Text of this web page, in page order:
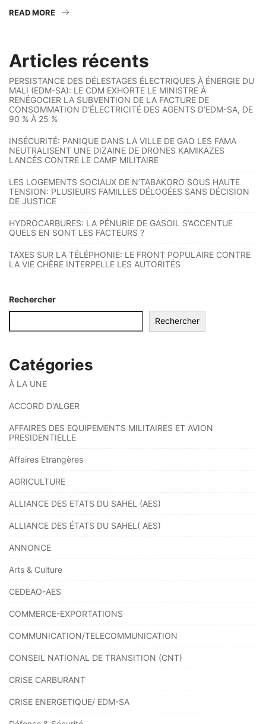
READ MORE
Articles récents
PERSISTANCE DES DÉLESTAGES ÉLECTRIQUES À ÉNERGIE DU
MALI (EDM-SA): LE CDM EXHORTE LE MINISTRE À
RENÉGOCIER LA SUBVENTION DE LA FACTURE DE
CONSOMMATION D’ÉLECTRICITÉ DES AGENTS D’EDM-SA, DE
90 % À 25 %
INSÉCURITÉ: PANIQUE DANS LA VILLE DE GAO LES FAMA
NEUTRALISENT UNE DIZAINE DE DRONES KAMIKAZES
LANCÉS CONTRE LE CAMP MILITAIRE
LES LOGEMENTS SOCIAUX DE N’TABAKORO SOUS HAUTE
TENSION: PLUSIEURS FAMILLES DÉLOGÉES SANS DÉCISION
DE JUSTICE
HYDROCARBURES: LA PÉNURIE DE GASOIL S’ACCENTUE
QUELS EN SONT LES FACTEURS ?
TAXES SUR LA TÉLÉPHONIE: LE FRONT POPULAIRE CONTRE
LA VIE CHÈRE INTERPELLE LES AUTORITÉS
Rechercher
Rechercher
Catégories
À LA UNE
ACCORD D'ALGER
AFFAIRES DES EQUIPEMENTS MILITAIRES ET AVION
PRESIDENTIELLE
Affaires Etrangères
AGRICULTURE
ALLIANCE DES ETATS DU SAHEL (AES)
ALLIANCE DES ÉTATS DU SAHEL( AES)
ANNONCE
Arts & Culture
CEDEAO-AES
COMMERCE-EXPORTATIONS
COMMUNICATION/TELECOMMUNICATION
CONSEIL NATIONAL DE TRANSITION (CNT)
CRISE CARBURANT
CRISE ENERGETIQUE/ EDM-SA